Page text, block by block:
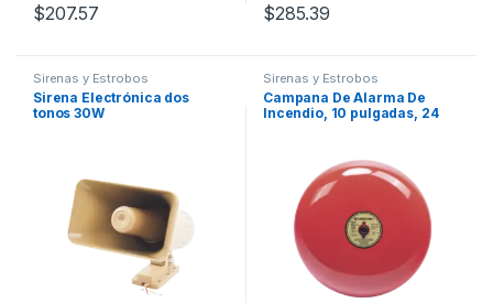
$207.57 $285.39
Sirenas y Estrobos
Sirena Electrónica dos
tonos 30W
Sirenas y Estrobos
Campana De Alarma De
Incendio, 10 pulgadas, 24